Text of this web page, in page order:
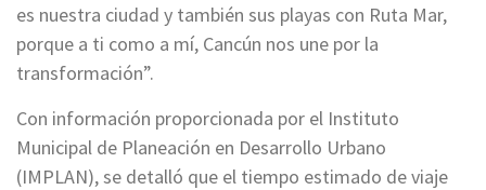
es nuestra ciudad y también sus playas con Ruta Mar,
porque a ti como a mí, Cancún nos une por la
transformación”.
Con información proporcionada por el Instituto
Municipal de Planeación en Desarrollo Urbano
(IMPLAN), se detalló que el tiempo estimado de viaje